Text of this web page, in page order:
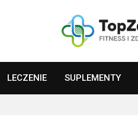
LECZENIE SUPLEMENTY